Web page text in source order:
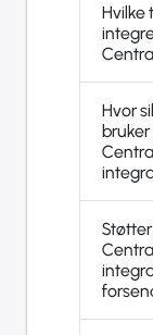
Hvilke
Hvor
bruker